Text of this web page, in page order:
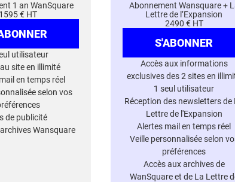
1 an WanSquare
1595 € HT
utilisateur
site en illimité
en temps réel
selon vos
de publicité
Wansquare
Abonnement Wansquare +
Lettre de l’Expansion
2490 € HT
S'ABONNER
Accès aux informations
exclusives des 2 sites en
1 seul utilisateur
Réception des newsletters de
Lettre de l'Expansion
Alertes mail en temps réel
Veille personnalisée selon
préférences
Accès aux archives de
WanSquare et de La Lettre